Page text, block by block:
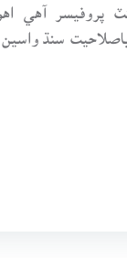
آهي
سنڌ واسين